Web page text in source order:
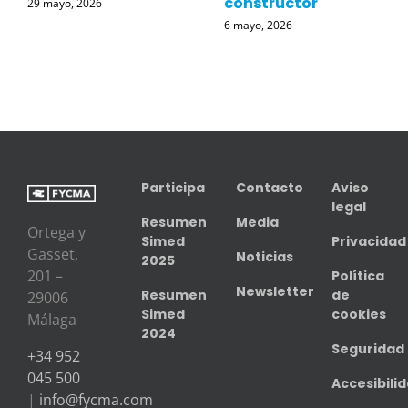
6 mayo, 2026
Ortega y
Gasset,
201 –
29006
Málaga
+34 952
045 500
| info@fycma.com
Participa
Resumen
Simed
2025
Resumen
Simed
2024
Contacto
Media
Noticias
Newsletter
Aviso
legal
Privacidad
Política
de
cookies
Seguridad